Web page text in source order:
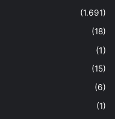
(1.691)
(18)
(1)
(15)
(6)
(1)